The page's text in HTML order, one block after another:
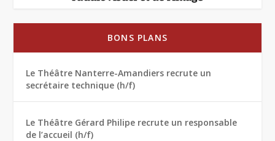
BONS PLANS
Le Théâtre Nanterre-Amandiers recrute un
secrétaire technique (h/f)
Le Théâtre Gérard Philipe recrute un responsable
de l’accueil (h/f)